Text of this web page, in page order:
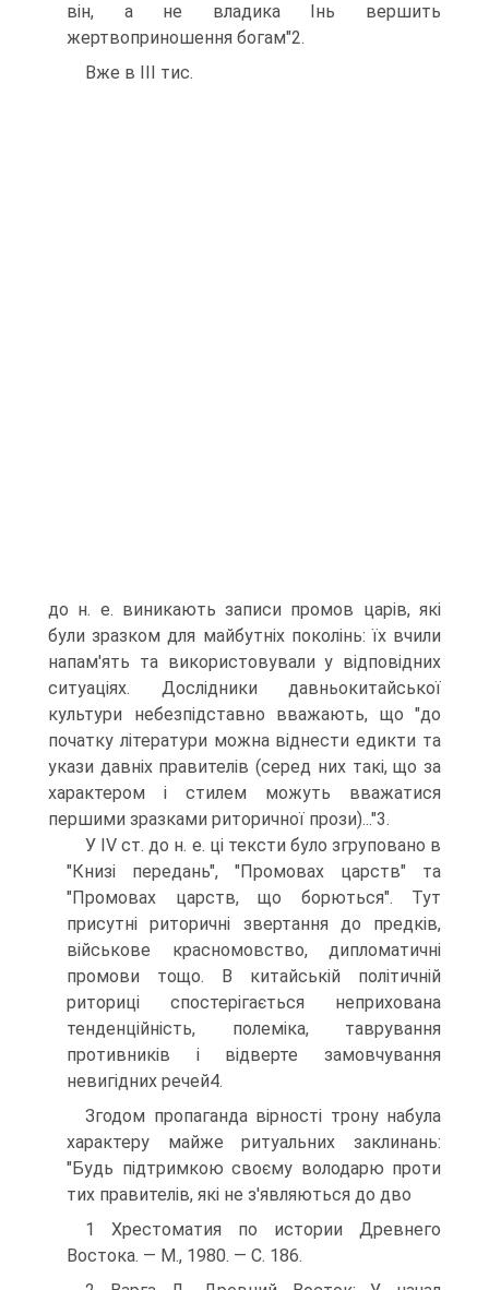
він, а не владика Інь вершить
жертвоприношення богам"2.
Вже в III тис.
до н. е. виникають записи промов царів, які
були зразком для майбутніх поколінь: їх вчили
напам'ять та використовували у відповідних
ситуаціях. Дослідники давньокитайської
культури небезпідставно вважають, що "до
початку літератури можна віднести едикти та
укази давніх правителів (серед них такі, що за
характером і стилем можуть вважатися
першими зразками риторичної прози)..."3.
У IV ст. до н. е. ці тексти було згруповано в
"Книзі передань", "Промовах царств" та
"Промовах царств, що борються". Тут
присутні риторичні звертання до предків,
військове красномовство, дипломатичні
промови тощо. В китайській політичній
риториці спостерігається неприхована
тенденційність, полеміка, таврування
противників і відверте замовчування
невигідних речей4.
Згодом пропаганда вірності трону набула
характеру майже ритуальних заклинань:
"Будь підтримкою своєму володарю проти
тих правителів, які не з'являються до дво
1 Хрестоматия по истории Древнего
Востока. — М., 1980. — С. 186.